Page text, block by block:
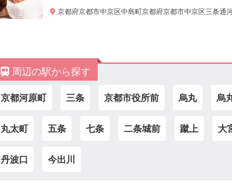
京都府京都市中京区中島町京都府京都市中京区三条通
周辺の駅から探す
京都河原町 三条 京都市役所前 烏丸 烏
丸太町 五条 七条 二条城前 蹴上 大
丹波口 今出川